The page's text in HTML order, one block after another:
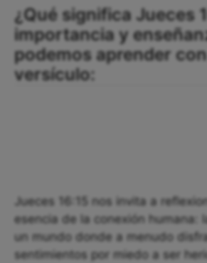
¿Qué significa Jueces
importancia y
podemos aprender
versículo:
Jueces 16:15 nos invita a
esencia de la conexión humana:
un mundo donde a menudo
sentimientos por miedo a ser